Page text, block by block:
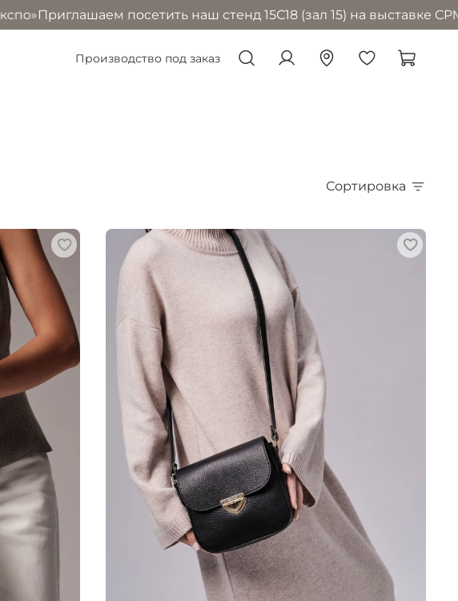
посетить наш стенд 15С18 (зал 15) на выставке CPM в
Производство под заказ
Сортировка